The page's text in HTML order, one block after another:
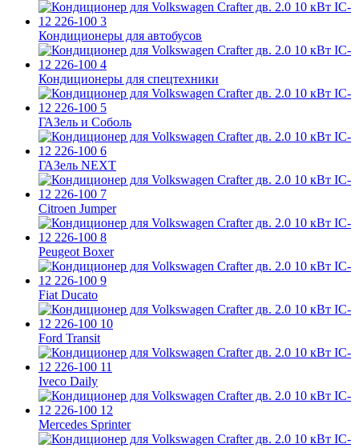
Кондиционеры для автобусов
Кондиционеры для спецтехники
ГАЗель и Соболь
ГАЗель NEXT
Citroen Jumper
Peugeot Boxer
Fiat Ducato
Ford Transit
Iveco Daily
Mercedes Sprinter